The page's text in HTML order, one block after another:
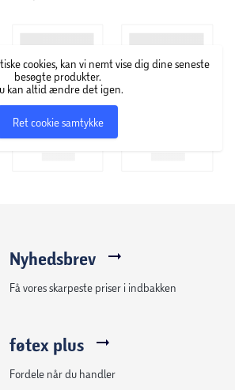
cookies, kan vi nemt vise dig dine seneste
besøgte produkter.
kan altid ændre det igen.
Ret cookie samtykke
Nyhedsbrev
Få vores skarpeste priser i indbakken
føtex plus
Fordele når du handler